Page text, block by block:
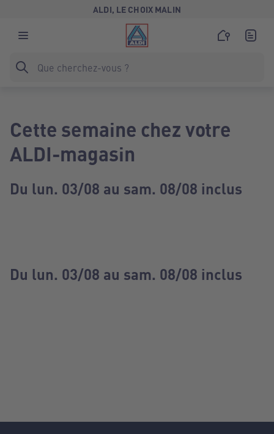
ALDI, LE CHOIX MALIN
Cette semaine chez votre
ALDI-magasin
Du lun. 03/08 au sam. 08/08 inclus
Du lun. 03/08 au sam. 08/08 inclus